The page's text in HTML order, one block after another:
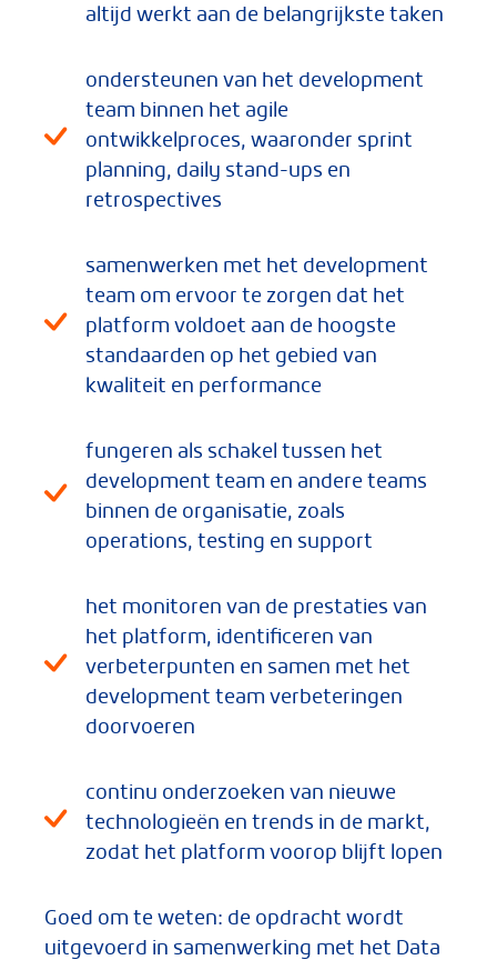
altijd werkt aan de belangrijkste taken
ondersteunen van het development
team binnen het agile
ontwikkelproces, waaronder sprint
planning, daily stand-ups en
retrospectives
samenwerken met het development
team om ervoor te zorgen dat het
platform voldoet aan de hoogste
standaarden op het gebied van
kwaliteit en performance
fungeren als schakel tussen het
development team en andere teams
binnen de organisatie, zoals
operations, testing en support
het monitoren van de prestaties van
het platform, identificeren van
verbeterpunten en samen met het
development team verbeteringen
doorvoeren
continu onderzoeken van nieuwe
technologieën en trends in de markt,
zodat het platform voorop blijft lopen
Goed om te weten: de opdracht wordt
uitgevoerd in samenwerking met het Data